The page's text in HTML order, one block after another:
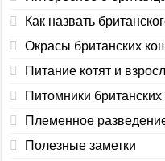
Как назвать
Окрасы британских
Питание котят и
Питомники
Племенное
Полезные заметки